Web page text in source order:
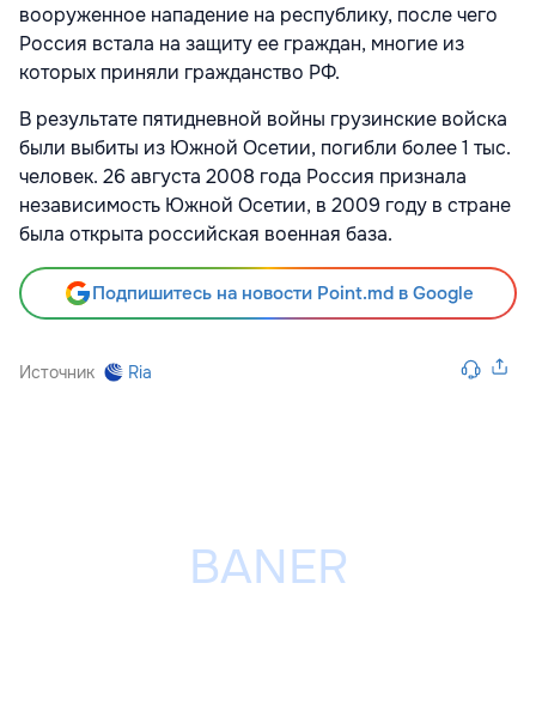
вооруженное нападение на республику, после чего
Россия встала на защиту ее граждан, многие из
которых приняли гражданство РФ.
В результате пятидневной войны грузинские войска
были выбиты из Южной Осетии, погибли более 1 тыс.
человек. 26 августа 2008 года Россия признала
независимость Южной Осетии, в 2009 году в стране
была открыта российская военная база.
Подпишитесь на новости Point.md в Google
Источник Ria